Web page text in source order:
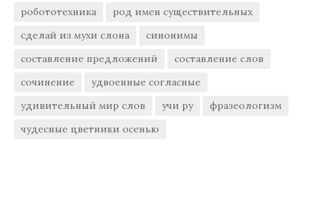
робототехника
род имен существительных
сделай из мухи слона
синонимы
составление предложений
составление слов
сочинение
удвоенные согласные
удивительный мир слов
учи ру
фразеологизм
чудесные цветники осенью